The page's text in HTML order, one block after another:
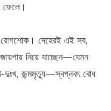
ফেলে।
দেহেরই এই সব,
নিয়ে যাচ্ছেন—যেমন
জন্মমৃত্যু—স্বপ্নবৎ বোধ